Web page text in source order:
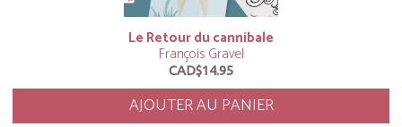
Le Retour du cannibale
François Gravel
CAD$14.95
AJOUTER AU PANIER